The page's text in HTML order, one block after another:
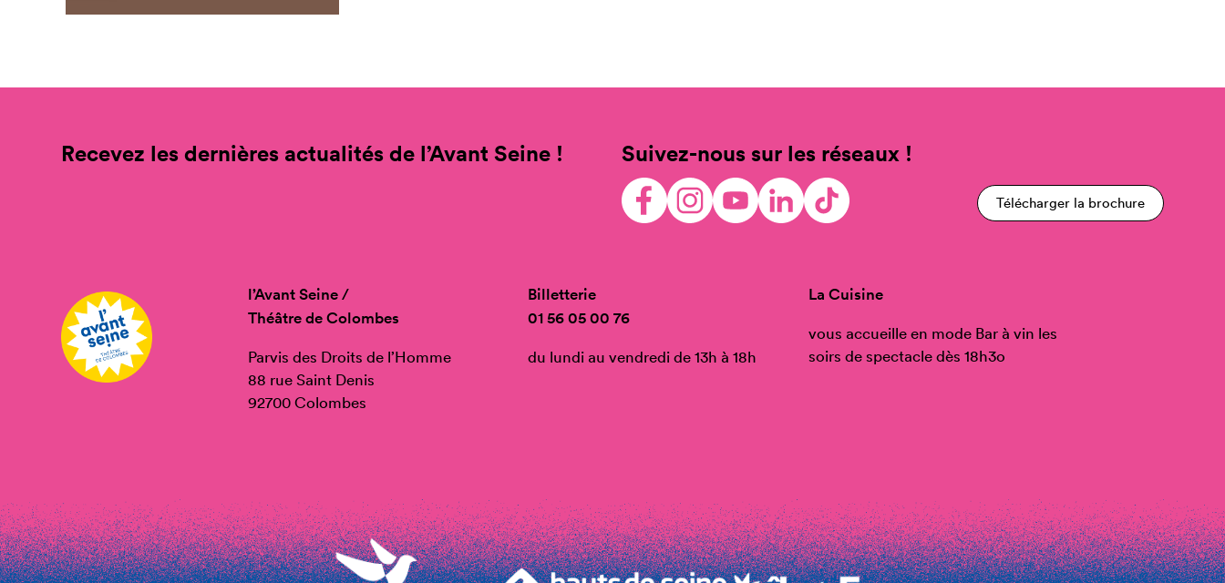
Recevez les dernières actualités de l’Avant Seine ! Suivez-nous sur les réseaux !
Télécharger la brochure
l’Avant Seine /
Théâtre de Colombes
Parvis des Droits de l’Homme
88 rue Saint Denis
92700 Colombes
Billetterie
01 56 05 00 76
du lundi au vendredi de 13h à 18h
La Cuisine
vous accueille en mode Bar à vin les
soirs de spectacle dès 18h3o